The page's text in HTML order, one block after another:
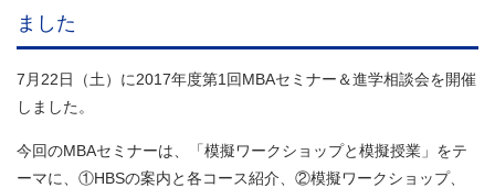
ました
7月22日（土）に2017年度第1回MBAセミナー＆進学相談会を開催
しました。
今回のMBAセミナーは、「模擬ワークショップと模擬授業」をテ
ーマに、①HBSの案内と各コース紹介、②模擬ワークショップ、